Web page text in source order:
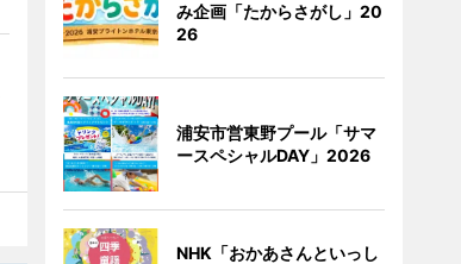
み企画「たからさがし」20
26
浦安市営東野プール「サマ
ースペシャルDAY」2026
NHK「おかあさんといっし